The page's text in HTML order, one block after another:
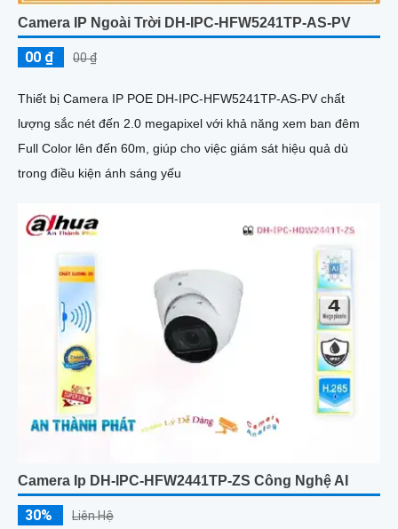
Camera IP Ngoài Trời DH-IPC-HFW5241TP-AS-PV
00 ₫ 00 ₫
Thiết bị Camera IP POE DH-IPC-HFW5241TP-AS-PV chất
lượng sắc nét đến 2.0 megapixel với khả năng xem ban đêm
Full Color lên đến 60m, giúp cho việc giám sát hiệu quả dù
trong điều kiện ánh sáng yếu
Camera Ip DH-IPC-HFW2441TP-ZS Công Nghệ AI
30% Liên Hệ